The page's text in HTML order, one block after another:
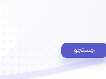
جستجو